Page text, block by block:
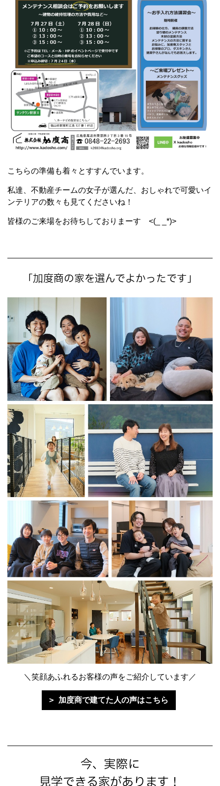
こちらの準備も着々とすすんでいます。
私達、不動産チームの女子が選んだ、おしゃれで可愛いイ
ンテリアの数々も見てくださいね！
皆様のご来場をお待ちしておりまーす <(_ _*)>
「加度商の家を選んでよかったです」
＼笑顔あふれるお客様の声をご紹介しています／
加度商で建てた人の声はこちら
今、実際に
見学できる家があります！